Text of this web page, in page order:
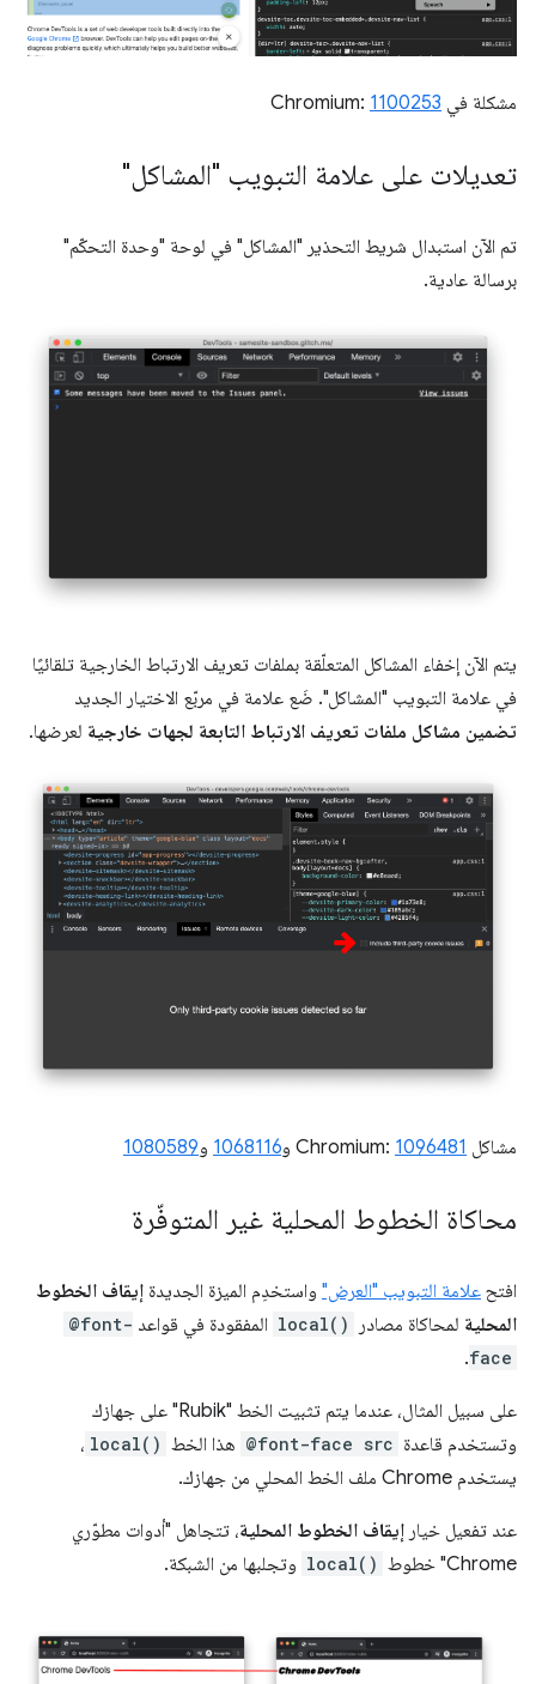
مشكلة في Chromium: 1100253
تعديلات على علامة التبويب "المشاكل"
تم الآن استبدال شريط التحذير "المشاكل" في لوحة "وحدة التحكّم"
برسالة عادية.
يتم الآن إخفاء المشاكل المتعلّقة بملفات تعريف الارتباط الخارجية تلقائيًا
في علامة التبويب "المشاكل". ضَع علامة في مربّع الاختيار الجديد
تضمين مشاكل ملفات تعريف الارتباط التابعة لجهات خارجية لعرضها.
مشاكل Chromium: 1096481 و1068116 و1080589
محاكاة الخطوط المحلية غير المتوفّرة
افتح علامة التبويب "العرض" واستخدِم الميزة الجديدة إيقاف الخطوط
المحلية لمحاكاة مصادر local() المفقودة في قواعد @font-
face
.
على سبيل المثال، عندما يتم تثبيت الخط "Rubik" على جهازك
وتستخدم قاعدة @font-face src هذا الخط local() ،
يستخدم Chrome ملف الخط المحلي من جهازك.
عند تفعيل خيار إيقاف الخطوط المحلية، تتجاهل "أدوات مطوّري
Chrome" خطوط
local() وتجلبها من الشبكة.